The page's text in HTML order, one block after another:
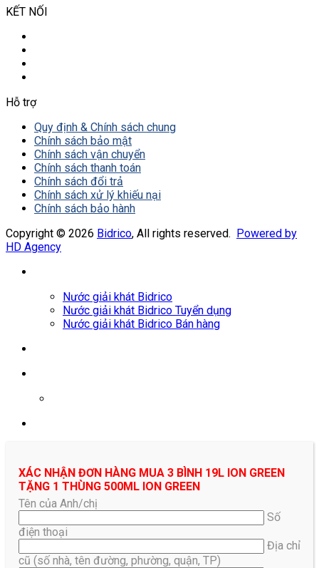
KẾT NỐI
Hỗ trợ
Quy định & Chính sách chung
Chính sách bảo mật
Chính sách vận chuyển
Chính sách thanh toán
Chính sách đổi trả
Chính sách xử lý khiếu nại
Chính sách bảo hành
Copyright © 2026 Bidrico, All rights reserved. Powered by
HD Agency
Nước giải khát Bidrico
Nước giải khát Bidrico Tuyển dụng
Nước giải khát Bidrico Bán hàng
XÁC NHẬN ĐƠN HÀNG MUA 3 BÌNH 19L ION GREEN
TẶNG 1 THÙNG 500ML ION GREEN
Tên của Anh/chị
Số
điện thoại
Địa chỉ
cũ (số nhà, tên đường, phường, quận, TP)